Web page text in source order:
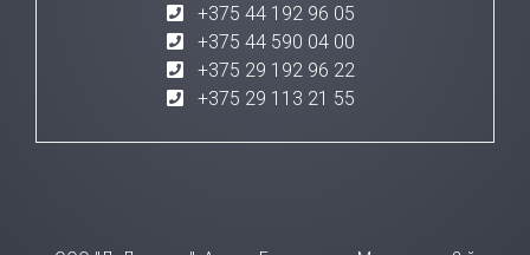
+375 44 192 96 05
+375 44 590 04 00
+375 29 192 96 22
+375 29 113 21 55